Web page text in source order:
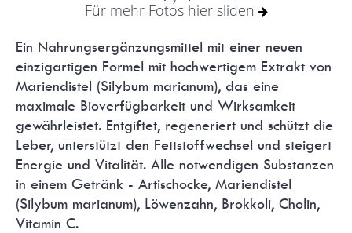
Für mehr Fotos hier sliden
Ein Nahrungsergänzungsmittel mit einer neuen
einzigartigen Formel mit hochwertigem Extrakt von
Mariendistel (Silybum marianum), das eine
maximale Bioverfügbarkeit und Wirksamkeit
gewährleistet. Entgiftet, regeneriert und schützt die
Leber, unterstützt den Fettstoffwechsel und steigert
Energie und Vitalität. Alle notwendigen Substanzen
in einem Getränk - Artischocke, Mariendistel
(Silybum marianum), Löwenzahn, Brokkoli, Cholin,
Vitamin C.